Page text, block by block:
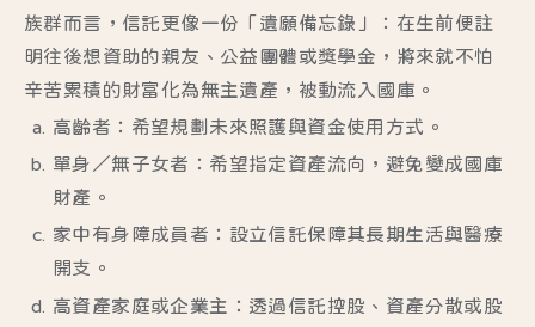
族群而言，信託更像一份「遺願備忘錄」：在生前便註
明往後想資助的親友、公益團體或獎學金，將來就不怕
辛苦累積的財富化為無主遺產，被動流入國庫。
高齡者： 希望規劃未來照護與資金使用方式。
單身／無子女者 ：希望指定資產流向，避免變成國庫
財產。
家中有身障成員者 ：設立信託保障其長期生活與醫療
開支。
高資產家庭或企業主
：透過信託控股、資產分散或股